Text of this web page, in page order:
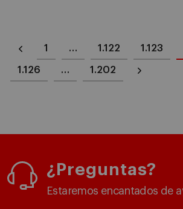
1 … 1.122 1.123
1.126 … 1.202
¿Preguntas?
Estaremos encantados de